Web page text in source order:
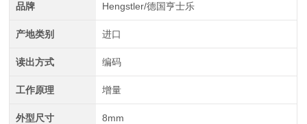
品牌 Hengstler/德国亨士乐
产地类别 进口
读出方式 编码
工作原理 增量
外型尺寸 8mm